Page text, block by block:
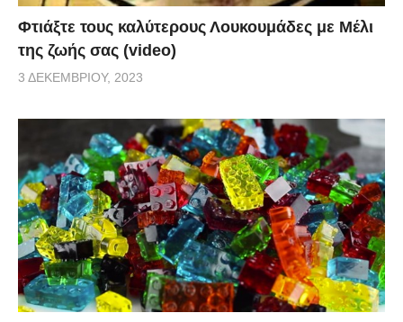
Φτιάξτε τους καλύτερους Λουκουμάδες με Μέλι
της ζωής σας (video)
3 ΔΕΚΕΜΒΡΊΟΥ, 2023